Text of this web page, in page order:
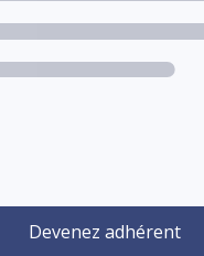
Devenez adhérent